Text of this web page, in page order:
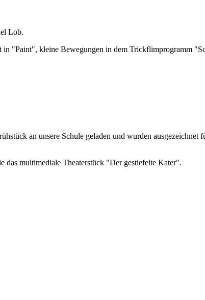
Lob.
"Paint", kleine Bewegungen in dem Trickflimprogramm
an unsere Schule geladen und wurden ausgezeichnet
das multimediale Theaterstück "Der gestiefelte Kater".